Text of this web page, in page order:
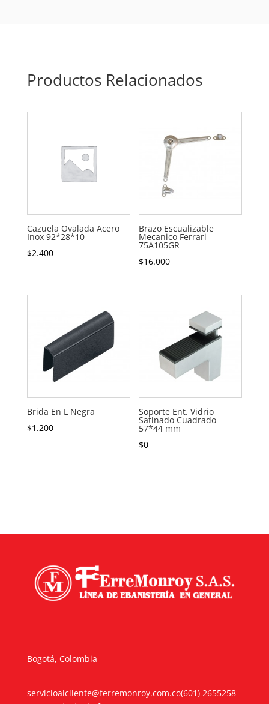
Productos Relacionados
Cazuela Ovalada Acero
Inox 92*28*10
$2.400
Brazo Escualizable
Mecanico Ferrari
75A105GR
$16.000
Brida En L Negra
$1.200
Soporte Ent. Vidrio
Satinado Cuadrado
57*44 mm
$0
Bogotá, Colombia
servicioalcliente@ferremonroy.com.co(601) 2655258